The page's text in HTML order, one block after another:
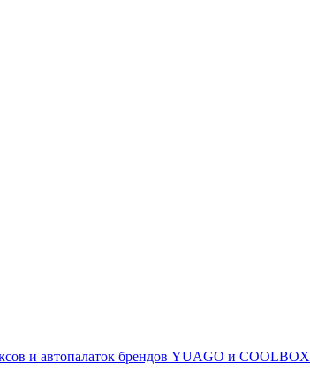
и автопалаток брендов YUAGO и COOLBOX